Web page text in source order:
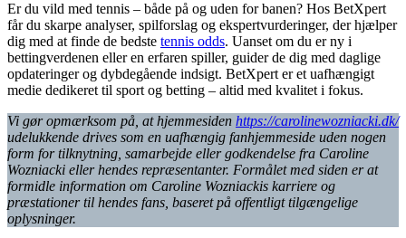
Er du vild med tennis – både på og uden for banen? Hos BetXpert
får du skarpe analyser, spilforslag og ekspertvurderinger, der hjælper
dig med at finde de bedste tennis odds. Uanset om du er ny i
bettingverdenen eller en erfaren spiller, guider de dig med daglige
opdateringer og dybdegående indsigt. BetXpert er et uafhængigt
medie dedikeret til sport og betting – altid med kvalitet i fokus.
Vi gør opmærksom på, at hjemmesiden https://carolinewozniacki.dk/
udelukkende drives som en uafhængig fanhjemmeside uden nogen
form for tilknytning, samarbejde eller godkendelse fra Caroline
Wozniacki eller hendes repræsentanter. Formålet med siden er at
formidle information om Caroline Wozniackis karriere og
præstationer til hendes fans, baseret på offentligt tilgængelige
oplysninger.